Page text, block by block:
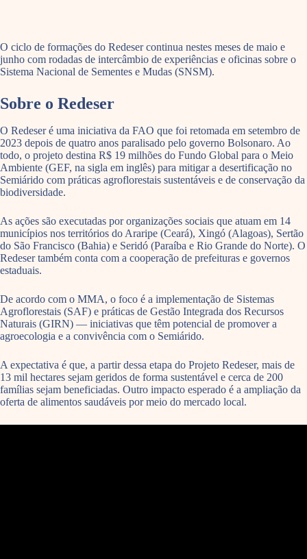
O ciclo de formações do Redeser continua nestes meses de maio e
junho com rodadas de intercâmbio de experiências e oficinas sobre o
Sistema Nacional de Sementes e Mudas (SNSM).
Sobre o Redeser
O Redeser é uma iniciativa da FAO que foi retomada em setembro de
2023 depois de quatro anos paralisado pelo governo Bolsonaro. Ao
todo, o projeto destina R$ 19 milhões do Fundo Global para o Meio
Ambiente (GEF, na sigla em inglês) para mitigar a desertificação no
Semiárido com práticas agroflorestais sustentáveis e de conservação da
biodiversidade.
As ações são executadas por organizações sociais que atuam em 14
municípios nos territórios do Araripe (Ceará), Xingó (Alagoas), Sertão
do São Francisco (Bahia) e Seridó (Paraíba e Rio Grande do Norte). O
Redeser também conta com a cooperação de prefeituras e governos
estaduais.
De acordo com o MMA, o foco é a implementação de Sistemas
Agroflorestais (SAF) e práticas de Gestão Integrada dos Recursos
Naturais (GIRN) — iniciativas que têm potencial de promover a
agroecologia e a convivência com o Semiárido.
A expectativa é que, a partir dessa etapa do Projeto Redeser, mais de
13 mil hectares sejam geridos de forma sustentável e cerca de 200
famílias sejam beneficiadas. Outro impacto esperado é a ampliação da
oferta de alimentos saudáveis por meio do mercado local.